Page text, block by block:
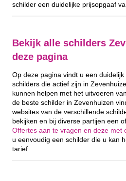
schilder een duidelijke prijsopgaaf
Bekijk alle schilders
deze pagina
Op deze pagina vindt u een
schilders die actief zijn in
kunnen helpen met het uitvoeren
de beste schilder in Zevenhuizen
websites van de verschillende
bekijken en bij diverse partijen een
Offertes aan te vragen en deze met
u eenvoudig een schilder die u kan
tarief.